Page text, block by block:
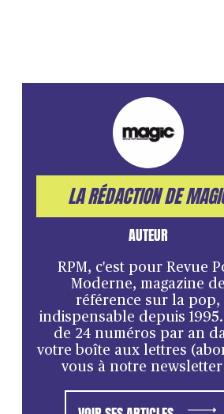
LA RÉDACTION DE
AUTEUR
RPM, c'est pour Revue
Moderne, magazine de
référence sur la pop,
indispensable depuis
de 24 numéros par an
votre boîte aux lettres
vous à notre newsletter